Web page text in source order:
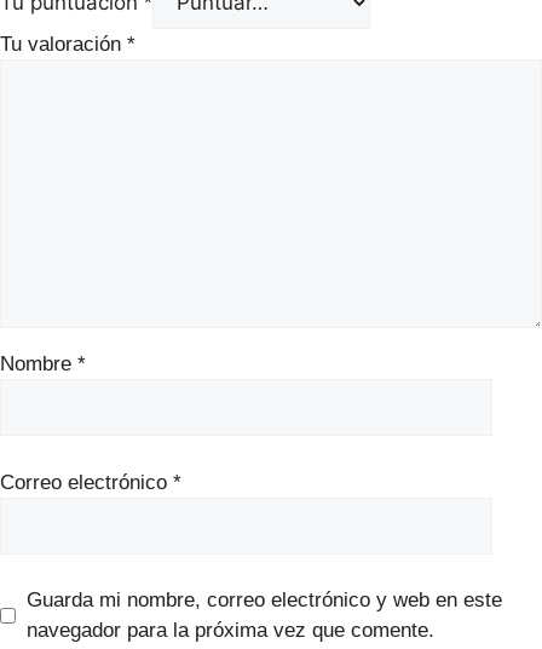
Tu valoración *
Nombre *
Correo electrónico *
Guarda mi nombre, correo electrónico y web en este
navegador para la próxima vez que comente.